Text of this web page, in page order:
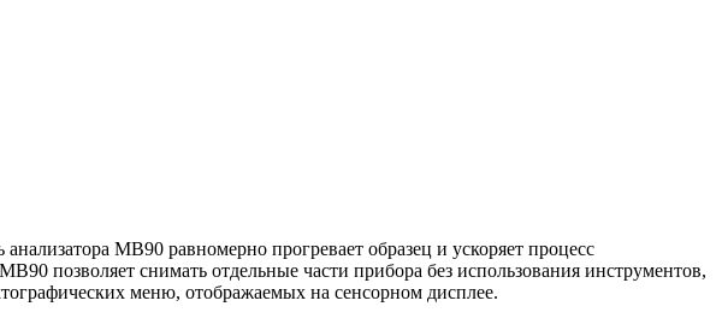
MB90 равномерно прогревает образец и ускоряет процесс
позволяет снимать отдельные части прибора без использования инструментов,
меню, отображаемых на сенсорном дисплее.